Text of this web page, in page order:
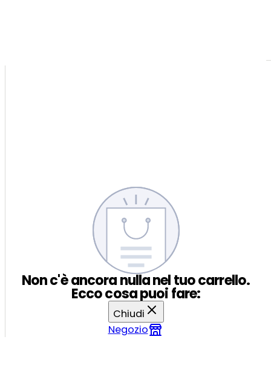
Non c'è ancora nulla nel tuo carrello.
Ecco cosa puoi fare:
Chiudi
Negozio